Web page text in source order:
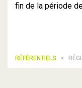
fin de la période
RÉFÉRENTIELS